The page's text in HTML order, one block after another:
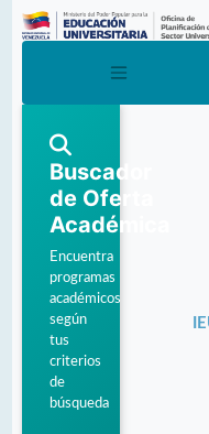
Buscador
de Oferta
Académica
Encuentra
programas
académicos
según
tus
criterios
de
búsqueda